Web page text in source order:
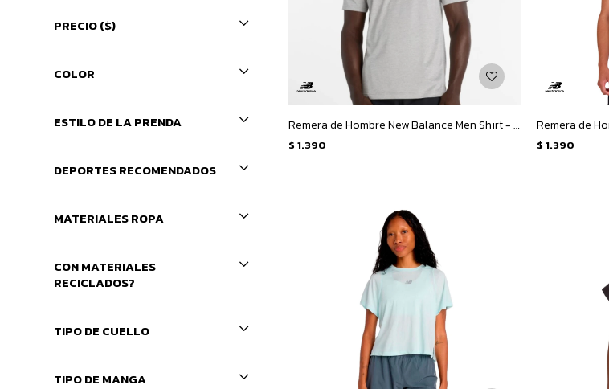
Remera de Hombre New Balance Men Shirt - Gris
$ 1.390 $ 1.390
PRECIO($)
COLOR
ESTILO DE LA PRENDA
DEPORTES RECOMENDADOS
MATERIALES ROPA
CON MATERIALES
RECICLADOS?
TIPO DE CUELLO
TIPO DE MANGA